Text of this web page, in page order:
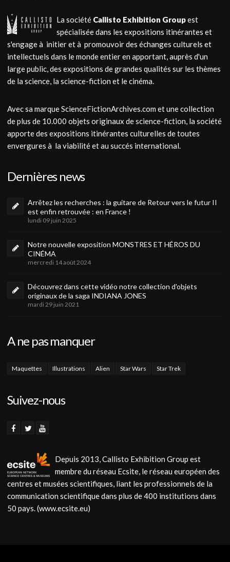
La société Callisto Exhibition Groupest
spécialisée dans les expositions itinérantes et
s'engage à initier et à promouvoir des échanges culturels et
intellectuels dans le monde entier en apportant, auprès d'un
large public, des expositions de grandes qualités sur les thèmes
de la science, la science-fiction et le cinéma.
Avec sa marque ScienceFictionArchives.com et une collection
de plus de 10.000 objets originaux de science-fiction, la société
apporte des expositions itinérantes culturelles de toutes
envergures à la viabilité et au succés international.
Dernières news
Arrêtez les recherches : la guitare de Retour vers le futur II
est enfin retrouvée : en France !
lundi 09 juin 2025
Notre nouvelle exposition MONSTRES ET HÉROS DU
CINÉMA
mercredi 14 août 2024
Découvrez dans cette vidéo notre collection d'objets
originaux de la saga INDIANA JONES
mardi 29 juin 2021
A ne pas manquer
Maquettes Illustrations Alien Star Wars Star Trek
Suivez-nous
Depuis 2013, Callisto Exhibition Group est
membre du réseau Ecsite, le réseau européen des
centres et musées scientifiques, liant les professionnels de la
communication scientifique dans plus de 400 institutions dans
50 pays. (www.ecsite.eu)